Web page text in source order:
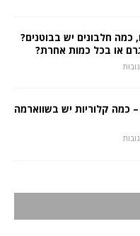
כמה חלבונים יש בבוטנים?
כמה קלוריות יש בשווארמה